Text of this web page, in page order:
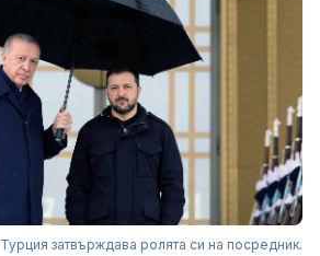
Турция затвърждава ролята си на посредник.